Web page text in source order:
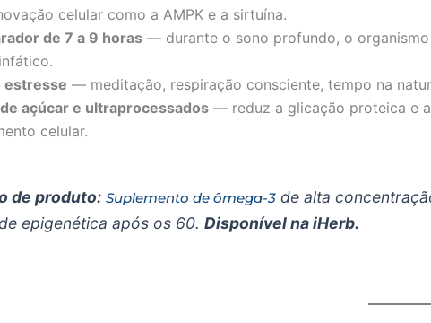
celular como a AMPK e a sirtuína.
de 7 a 9 horas — durante o sono profundo, o
estresse — meditação, respiração consciente, tempo na
açúcar e ultraprocessados — reduz a glicação proteica e
celular.
de produto: Suplemento de ômega-3 de alta
epigenética após os 60. Disponível na iHerb.